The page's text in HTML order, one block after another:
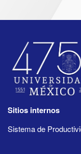
Sitios internos
Sistema de